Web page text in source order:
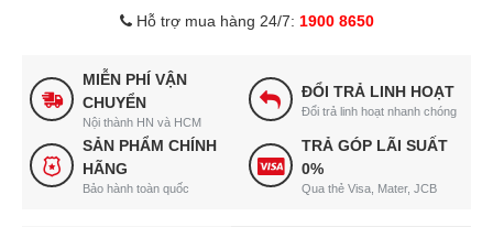
Hỗ trợ mua hàng 24/7: 1900 8650
MIỄN PHÍ VẬN
CHUYỂN
Nội thành HN và HCM
ĐỔI TRẢ LINH HOẠT
Đổi trả linh hoạt nhanh chóng
SẢN PHẨM CHÍNH
HÃNG
Bảo hành toàn quốc
TRẢ GÓP LÃI SUẤT
0%
Qua thẻ Visa, Mater, JCB